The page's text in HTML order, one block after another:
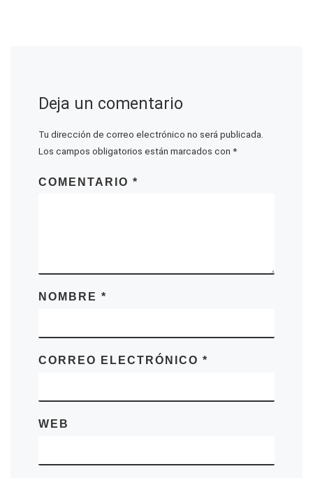
Deja un comentario
Tu dirección de correo electrónico no será publicada.
Los campos obligatorios están marcados con *
COMENTARIO *
NOMBRE *
CORREO ELECTRÓNICO *
WEB